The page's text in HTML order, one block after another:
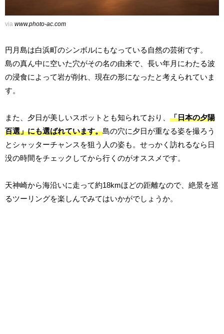
via www.photo-ac.com
円月島は白浜町のシンボルにもなっている自然の芸術です。
島の真ん中に空いた穴がその名の由来で、長い年月にわたる波
の浸食によって岩が削れ、現在の形になったと考えられていま
す。
また、夕日が美しいスポットとも知られており、 「日本の夕陽
百選」にも選ばれています。島の穴に夕日が重なる姿を撮ろう
とシャッターチャンスを狙う人の姿も。せっかく訪れるなら日
没の時間をチェックしてから行くのがオススメです。
天神崎から海沿いに走って約18kmほどの距離なので、絶景を巡
るツーリングを楽しんでみてはいかがでしょうか。